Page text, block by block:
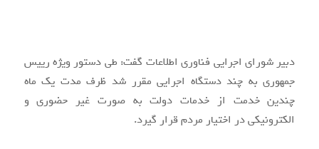
دبیر شورای اجرایی فناوری اطلاعات گفت: طی دستور ویژه رییس
جمهوری به چند دستگاه اجرایی مقرر شد ظرف مدت یک ماه
چندین خدمت از خدمات دولت به صورت غیر حضوری و
الکترونیکی در اختیار مردم قرار گیرد.